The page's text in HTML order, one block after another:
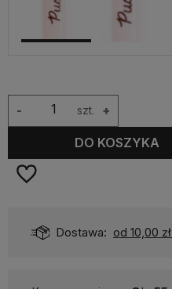
szt. +
-
DO KOSZYKA
Dostawa: od 10,00 zł